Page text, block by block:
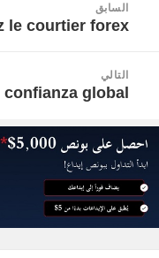
المقالاتالسابق
المقالة
le courtier forex
التالي
المقالة
global